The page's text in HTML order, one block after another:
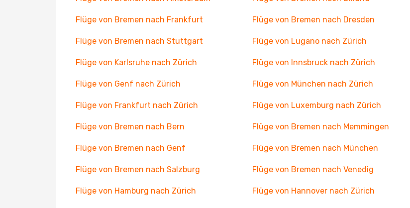
Flüge von Bremen nach Frankfurt Flüge von Bremen nach Dresden
Flüge von Bremen nach Stuttgart Flüge von Lugano nach Zürich
Flüge von Karlsruhe nach Zürich Flüge von Innsbruck nach Zürich
Flüge von Genf nach Zürich Flüge von München nach Zürich
Flüge von Frankfurt nach Zürich Flüge von Luxemburg nach Zürich
Flüge von Bremen nach Bern Flüge von Bremen nach Memmingen
Flüge von Bremen nach Genf Flüge von Bremen nach München
Flüge von Bremen nach Salzburg Flüge von Bremen nach Venedig
Flüge von Hamburg nach Zürich Flüge von Hannover nach Zürich